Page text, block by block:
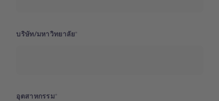
บริษัท/มหาวิทยาลัย
อุตสาหกรรม